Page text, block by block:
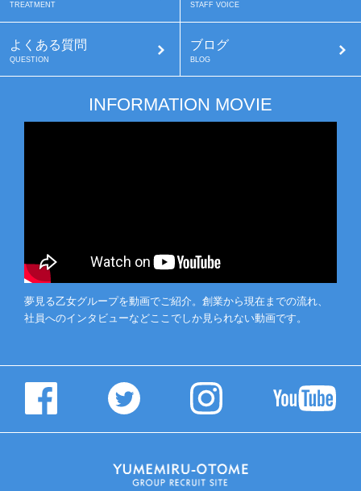
TREATMENT STAFF VOICE
よくある質問
QUESTION
ブログ
BLOG
INFORMATION MOVIE
夢見る乙女グループを動画でご紹介。創業から現在までの流れ、
社員へのインタビューなどここでしか見られない動画です。